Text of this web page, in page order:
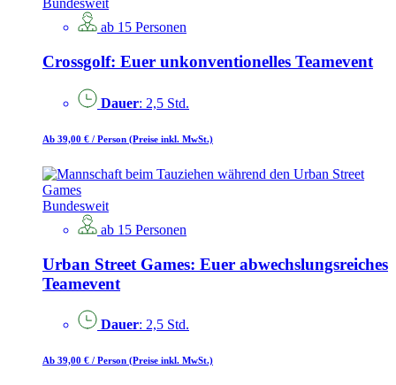
Bundesweit
ab 15 Personen
Crossgolf: Euer unkonventionelles Teamevent
Dauer: 2,5 Std.
Ab 39,00 € / Person (Preise inkl. MwSt.)
Bundesweit
ab 15 Personen
Urban Street Games: Euer abwechslungsreiches
Teamevent
Dauer: 2,5 Std.
Ab 39,00 € / Person (Preise inkl. MwSt.)